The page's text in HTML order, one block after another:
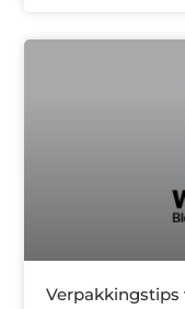
Verpakkingstips